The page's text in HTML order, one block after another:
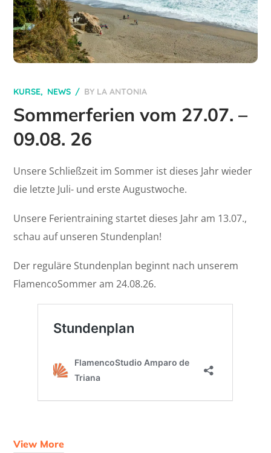
KURSE NEWS BY LA ANTONIA
Sommerferien vom 27.07. –
09.08. 26
Unsere Schließzeit im Sommer ist dieses Jahr wieder
die letzte Juli- und erste Augustwoche.
Unsere Ferientraining startet dieses Jahr am 13.07.,
schau auf unseren Stundenplan!
Der reguläre Stundenplan beginnt nach unserem
FlamencoSommer am 24.08.26.
View More